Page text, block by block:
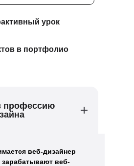
урок
в портфолио
профессию
веб-дизайнер
зарабатывают веб-